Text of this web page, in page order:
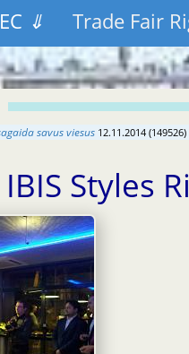
⇓ Trade Fair
savus viesus 12.11.2014 (149526)
Styles